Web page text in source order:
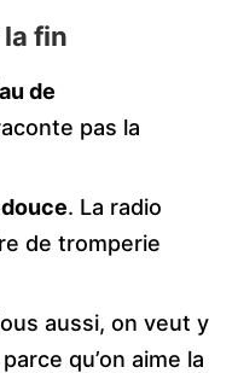
fin
de
pas la
. La radio
de tromperie
aussi, on veut y
qu’on aime la